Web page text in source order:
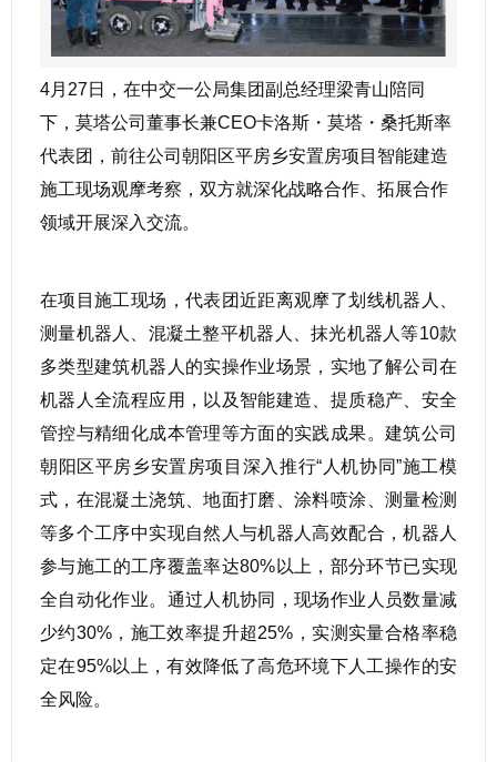
4月27日，在中交一公局集团副总经理梁青山陪同
下，莫塔公司董事长兼CEO卡洛斯・莫塔・桑托斯率
代表团，前往公司朝阳区平房乡安置房项目智能建造
施工现场观摩考察，双方就深化战略合作、拓展合作
领域开展深入交流。
在项目施工现场，代表团近距离观摩了划线机器人、
测量机器人、混凝土整平机器人、抹光机器人等10款
多类型建筑机器人的实操作业场景，实地了解公司在
机器人全流程应用，以及智能建造、提质稳产、安全
管控与精细化成本管理等方面的实践成果。建筑公司
朝阳区平房乡安置房项目深入推行“人机协同”施工模
式，在混凝土浇筑、地面打磨、涂料喷涂、测量检测
等多个工序中实现自然人与机器人高效配合，机器人
参与施工的工序覆盖率达80%以上，部分环节已实现
全自动化作业。通过人机协同，现场作业人员数量减
少约30%，施工效率提升超25%，实测实量合格率稳
定在95%以上，有效降低了高危环境下人工操作的安
全风险。